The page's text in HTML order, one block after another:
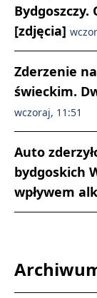
[zdjęcia]
Zderzenie
świeckim.
wczoraj, 11:51
Auto
bydgoskich
wpływem